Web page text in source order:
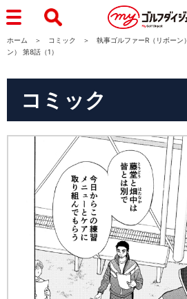
ホーム コミック 執事ゴルファーR（リボーン）
ン） 第8話（1）
コミック